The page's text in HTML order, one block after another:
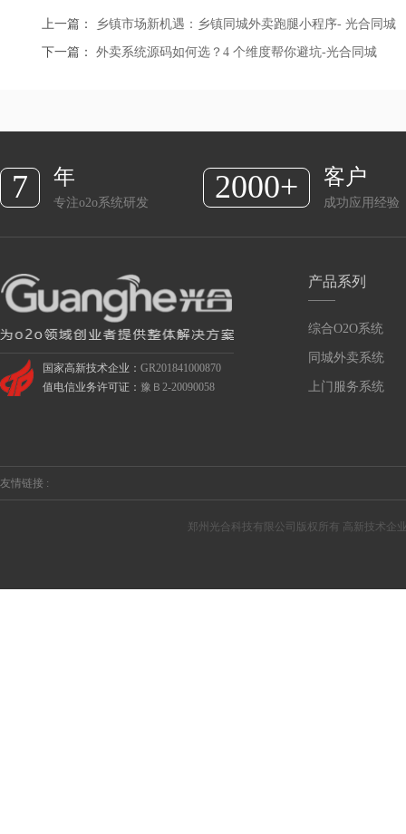
上一篇： 乡镇市场新机遇：乡镇同城外卖跑腿小程序- 光合同城
下一篇： 外卖系统源码如何选？4 个维度帮你避坑-光合同城
7 年
专注o2o系统研发 2000+ 客户
成功应用经验
国家高新技术企业： GR201841000870
值电信业务许可证： 豫Ｂ2-20090058
产品系列
综合O2O系统
同城外卖系统
上门服务系统
友情链接 :
郑州光合科技有限公司版权所有 高新技术企